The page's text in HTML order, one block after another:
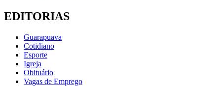
EDITORIAS
Guarapuava
Cotidiano
Esporte
Igreja
Obituário
Vagas de Emprego